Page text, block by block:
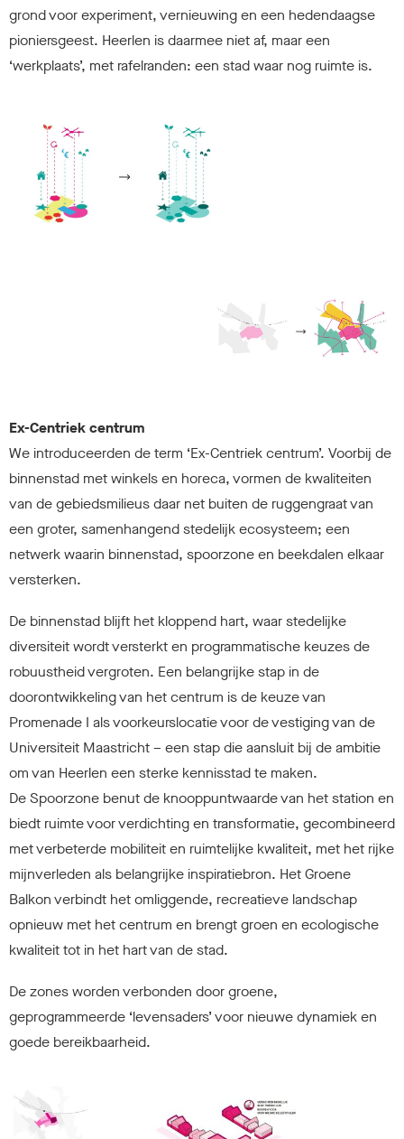
grond voor experiment, vernieuwing en een hedendaagse
pioniersgeest. Heerlen is daarmee niet af, maar een
‘werkplaats’, met rafelranden: een stad waar nog ruimte is.
Ex-Centriek centrum
We introduceerden de term ‘Ex-Centriek centrum’. Voorbij de
binnenstad met winkels en horeca, vormen de kwaliteiten
van de gebiedsmilieus daar net buiten de ruggengraat van
een groter, samenhangend stedelijk ecosysteem; een
netwerk waarin binnenstad, spoorzone en beekdalen elkaar
versterken.
De binnenstad blijft het kloppend hart, waar stedelijke
diversiteit wordt versterkt en programmatische keuzes de
robuustheid vergroten. Een belangrijke stap in de
doorontwikkeling van het centrum is de keuze van
Promenade I als voorkeurslocatie voor de vestiging van de
Universiteit Maastricht – een stap die aansluit bij de ambitie
om van Heerlen een sterke kennisstad te maken.
De Spoorzone benut de knooppuntwaarde van het station en
biedt ruimte voor verdichting en transformatie, gecombineerd
met verbeterde mobiliteit en ruimtelijke kwaliteit, met het rijke
mijnverleden als belangrijke inspiratiebron. Het Groene
Balkon verbindt het omliggende, recreatieve landschap
opnieuw met het centrum en brengt groen en ecologische
kwaliteit tot in het hart van de stad.
De zones worden verbonden door groene,
geprogrammeerde ‘levensaders’ voor nieuwe dynamiek en
goede bereikbaarheid.